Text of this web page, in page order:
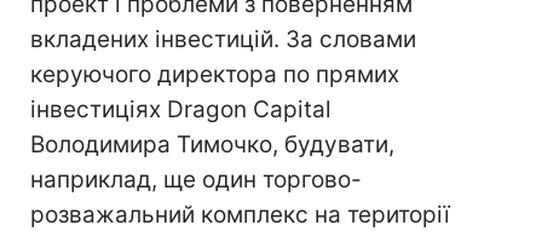
вкладених інвестицій. За словами
керуючого директора по прямих
інвестиціях Dragon Capital
Володимира Тимочко, будувати,
наприклад, ще один торгово-
розважальний комплекс на території